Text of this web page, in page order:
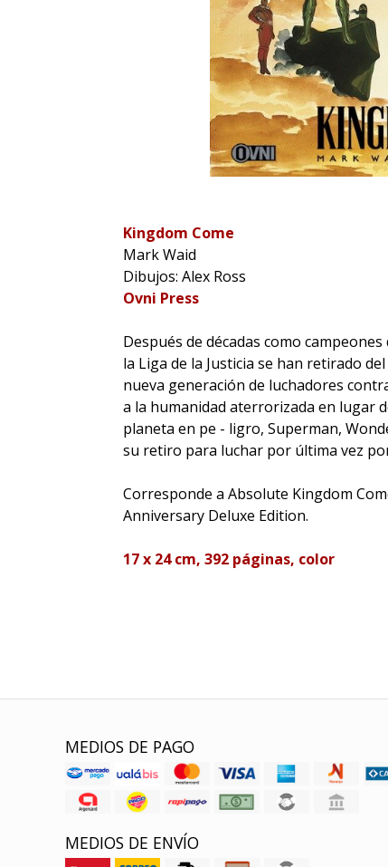
Kingdom Come
Mark Waid
Dibujos: Alex Ross
Ovni Press
Después de décadas como
la Liga de la Justicia se han retirado
nueva generación de luchadores
a la humanidad aterrorizada en lugar
planeta en pe - ligro, Superman,
su retiro para luchar por última vez
Corresponde a Absolute Kingdom
Anniversary Deluxe Edition.
17 x 24 cm, 392 páginas, color
MEDIOS DE PAGO
MEDIOS DE ENVÍO